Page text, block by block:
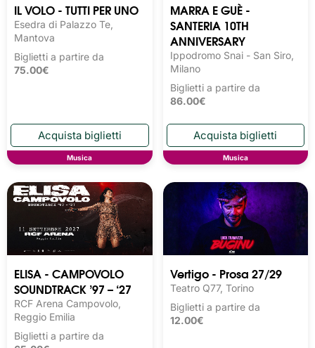
IL VOLO - TUTTI PER UNO
Esedra di Palazzo Te,
Mantova
Biglietti a partire da
75.00€
Musica
MARRA E GUÈ -
SANTERIA 10TH
ANNIVERSARY
Ippodromo Snai - San Siro,
Milano
Biglietti a partire da
86.00€
Musica
ELISA - CAMPOVOLO
SOUNDTRACK ’97 – ‘27
RCF Arena Campovolo,
Reggio Emilia
Biglietti a partire da
Vertigo - Prosa 27/29
Teatro Q77, Torino
Biglietti a partire da
12.00€